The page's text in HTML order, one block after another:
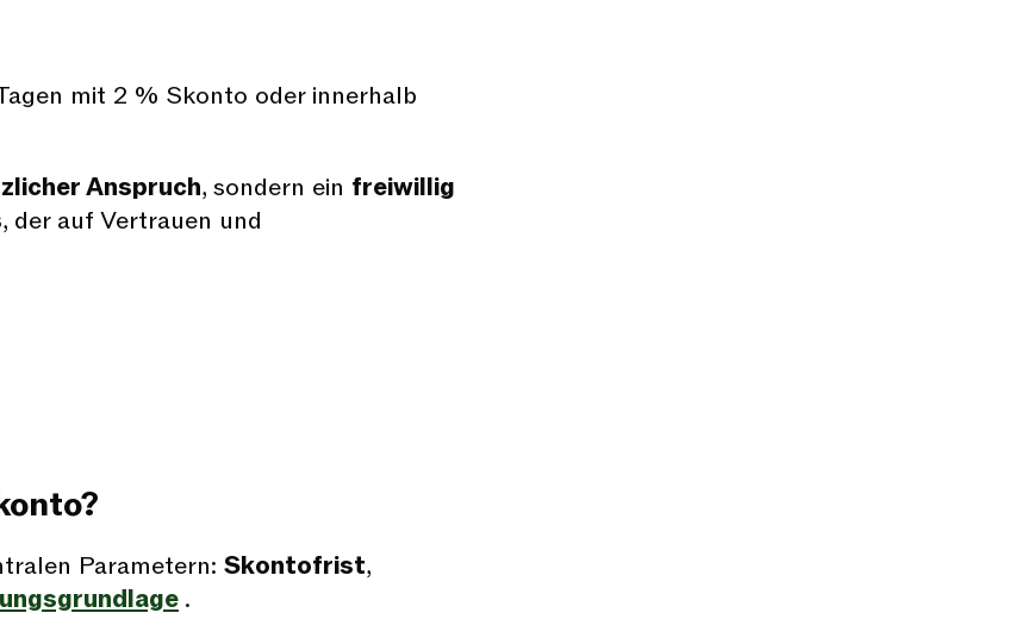
mit 2 % Skonto oder innerhalb
Anspruch, sondern ein freiwillig
, der auf Vertrauen und
Parametern: Skontofrist,
.